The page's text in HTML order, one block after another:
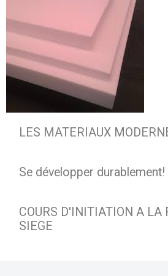
LES MATERIAUX
Se développer durablement!
COURS D'INITIATION A LA
SIEGE